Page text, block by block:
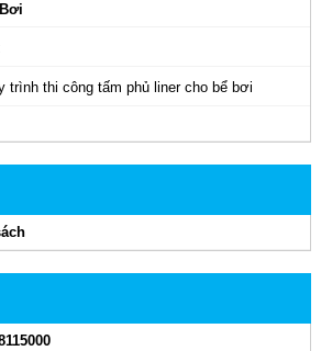
trình thi công tấm phủ liner cho bể bơi